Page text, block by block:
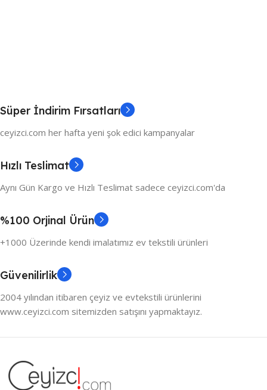
Süper İndirim Fırsatları
ceyizci.com her hafta yeni şok edici kampanyalar
Hızlı Teslimat
Aynı Gün Kargo ve Hızlı Teslimat sadece ceyizci.com'da
%100 Orjinal Ürün
+1000 Üzerinde kendi imalatımız ev tekstili ürünleri
Güvenilirlik
2004 yılından itibaren çeyiz ve evtekstili ürünlerini
www.ceyizci.com sitemizden satışını yapmaktayız.